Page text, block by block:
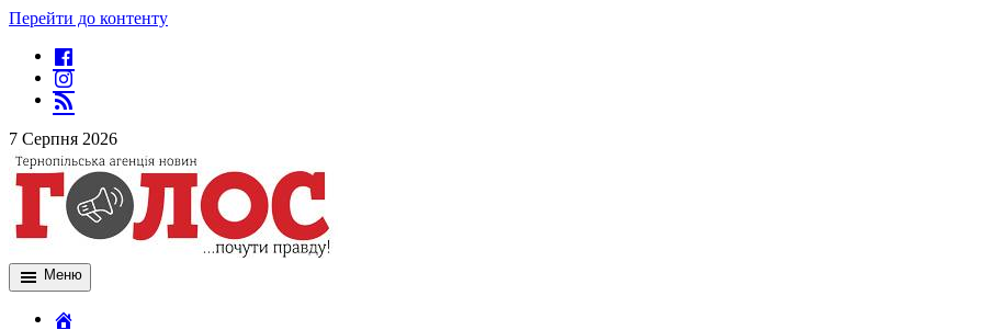
Перейти до контенту
7 Серпня 2026
Меню